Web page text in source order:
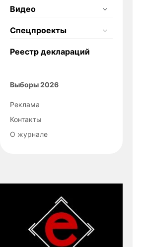
Видео
Спецпроекты
Реестр деклараций
Выборы 2026
Реклама
Контакты
О журнале